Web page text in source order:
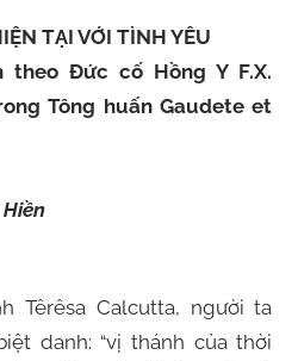
TẠI VỚI TÌNH YÊU
Đức cố Hồng Y F.X.
Tông huấn Gaudete et
Têrêsa Calcutta, người ta
danh: “vị thánh của thời